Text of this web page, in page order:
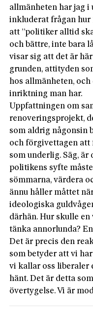
allmänheten har jag i
inkluderat frågan
att ”politiker alltid
och bättre, inte bara
visar sig att det är
grunden, attityden
hos allmänheten,
inriktning man har.
Uppfattningen om
renoveringsprojekt,
som aldrig någonsin
och förgivettagen att
som underlig. Säg,
politikens syfte
sömmarna, värdera
ännu håller måttet
ideologiska
därhän. Hur skulle
tänka annorlunda?
Det är precis den
som betyder att vi
vi kallar oss liberaler
hänt. Det är detta
övertygelse. Vi är